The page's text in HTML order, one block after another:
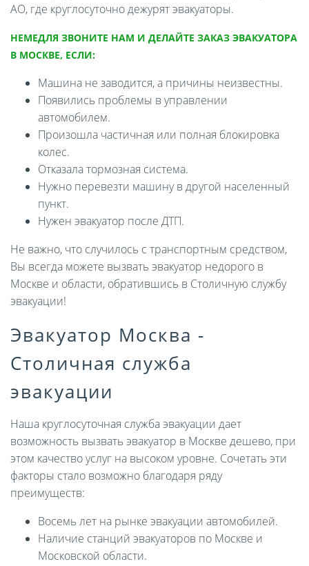
АО, где круглосуточно дежурят эвакуаторы.
НЕМЕДЛЯ ЗВОНИТЕ НАМ И ДЕЛАЙТЕ ЗАКАЗ ЭВАКУАТОРА
В МОСКВЕ, ЕСЛИ:
Машина не заводится, а причины неизвестны.
Появились проблемы в управлении
автомобилем.
Произошла частичная или полная блокировка
колес.
Отказала тормозная система.
Нужно перевезти машину в другой населенный
пункт.
Нужен эвакуатор после ДТП.
Не важно, что случилось с транспортным средством,
Вы всегда можете вызвать эвакуатор недорого в
Москве и области, обратившись в Столичную службу
эвакуации!
Эвакуатор Москва -
Столичная служба
эвакуации
Наша круглосуточная служба эвакуации дает
возможность вызвать эвакуатор в Москве дешево, при
этом качество услуг на высоком уровне. Сочетать эти
факторы стало возможно благодаря ряду
преимуществ:
Восемь лет на рынке эвакуации автомобилей.
Наличие станций эвакуаторов по Москве и
Московской области.